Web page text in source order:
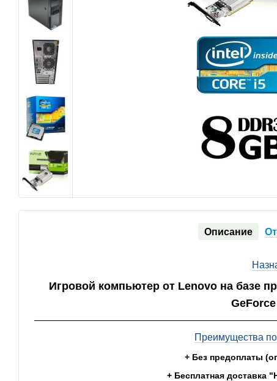
Описание
Игровой компьютер от Lenovo на базе
Преимущества
+ Без предоплаты
+ Бесплатная доставка